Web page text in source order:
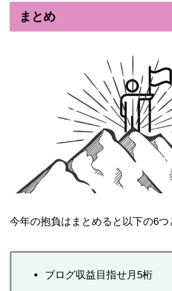
まとめ
今年の抱負はまとめると以下の6つ
ブログ収益目指せ月5桁